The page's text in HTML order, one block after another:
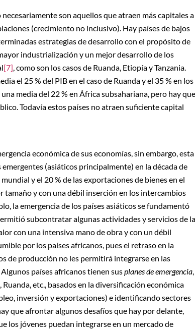
son aquellos que atraen más capitales a
(crecimiento no inclusivo). Hay países de bajos
estrategias de desarrollo con el propósito de
industrialización y un mejor desarrollo de los
[7] , como son los casos de Ruanda, Etiopía y Tanzania.
el 25 % del PIB en el caso de Ruanda y el 35 % en los
media del 22 % en África subsahariana, pero hay que
Todavía estos países no atraen suficiente capital
económica de sus economías, sin embargo, esta
(asiáticos principalmente) en la década de
y el 20 % de las exportaciones de bienes en el
tamaño y con una débil inserción en los intercambios
la emergencia de los países asiáticos se fundamentó
subcontratar algunas actividades y servicios de
con una intensiva mano de obra y con un débil
por los países africanos, pues el retraso en la
de producción no les permitirá integrarse en las
países africanos tienen susplanes de emergencia,
etc., basados en la diversificación económica
inversión y exportaciones) e identificando sectores
que afrontar algunos desafíos que hay por delante,
los jóvenes puedan integrarse en un mercado de